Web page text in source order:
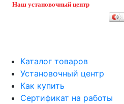
Наш установочный центр
Каталог товаров
Установочный центр
Как купить
Сертификат на работы